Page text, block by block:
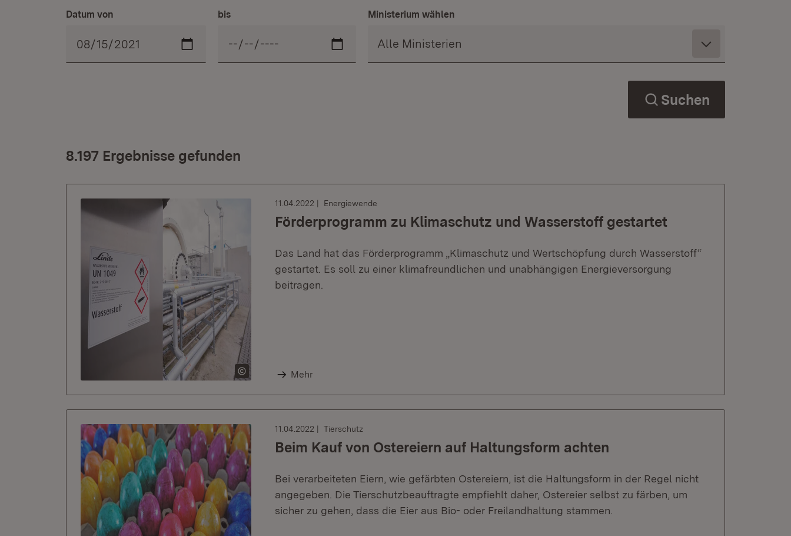
Datum von bis Ministerium wählen
Suchen
8.197 Ergebnisse gefunden
11.04.2022 Energiewende
Förderprogramm zu Klimaschutz und Wasserstoff gestartet
Das Land hat das Förderprogramm „Klimaschutz und Wertschöpfung durch Wasserstoff“
gestartet. Es soll zu einer klimafreundlichen und unabhängigen Energieversorgung
beitragen.
Mehr
11.04.2022 Tierschutz
Beim Kauf von Ostereiern auf Haltungsform achten
Bei verarbeiteten Eiern, wie gefärbten Ostereiern, ist die Haltungsform in der Regel nicht
angegeben. Die Tierschutzbeauftragte empfiehlt daher, Ostereier selbst zu färben, um
sicher zu gehen, dass die Eier aus Bio- oder Freilandhaltung stammen.